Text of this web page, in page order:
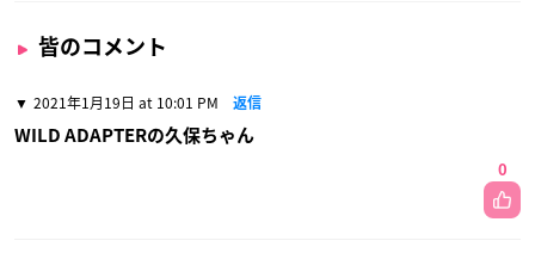
皆のコメント
2021年1月19日 at 10:01 PM 返信
WILD ADAPTERの久保ちゃん
0